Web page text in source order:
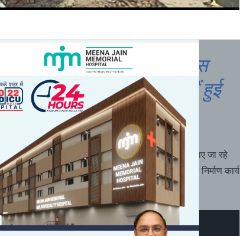
नाली निर्माण पर बवाल: कांग्रेस
भ्रष्टाचार का आरोप, जांच नहीं हुई
आंदोलन की चेतावनी
से साकेत भवन तक प्रस्तावित गौरव पथ निर्माण से पहले कराए जा रहे
गरमा गई है। कांग्रेस पार्षद दल ने मौके पर पहुंचकर निर्माण कार्य
के आरोप लगाए हैं।